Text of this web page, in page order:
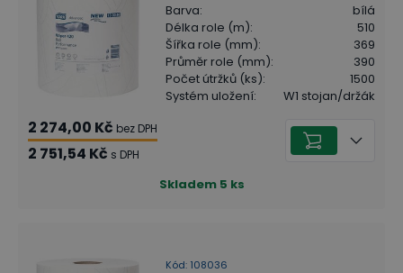
Barva:
bílá
Délka role (m):
510
Šířka role (mm):
369
Průměr role (mm):
390
Počet útržků (ks):
1500
Systém uložení: W1 stojan/držák
2 274,00 Kč bez DPH
2 751,54 Kč s DPH
Skladem 5 ks
Kód: 108036